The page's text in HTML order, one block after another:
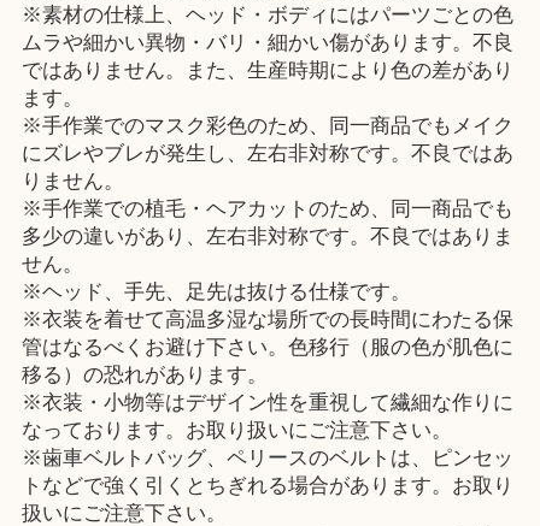
※素材の仕様上、ヘッド・ボディにはパーツごとの色
ムラや細かい異物・バリ・細かい傷があります。不良
ではありません。また、生産時期により色の差があり
ます。
※手作業でのマスク彩色のため、同一商品でもメイク
にズレやブレが発生し、左右非対称です。不良ではあ
りません。
※手作業での植毛・ヘアカットのため、同一商品でも
多少の違いがあり、左右非対称です。不良ではありま
せん。
※ヘッド、手先、足先は抜ける仕様です。
※衣装を着せて高温多湿な場所での長時間にわたる保
管はなるべくお避け下さい。色移行（服の色が肌色に
移る）の恐れがあります。
※衣装・小物等はデザイン性を重視して繊細な作りに
なっております。お取り扱いにご注意下さい。
※歯車ベルトバッグ、ペリースのベルトは、ピンセッ
トなどで強く引くとちぎれる場合があります。お取り
扱いにご注意下さい。